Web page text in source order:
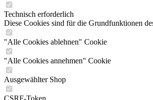
Technisch erforderlich
Diese Cookies sind für die Grundfunktionen
"Alle Cookies ablehnen" Cookie
"Alle Cookies annehmen" Cookie
Ausgewählter Shop
CSRF-Token